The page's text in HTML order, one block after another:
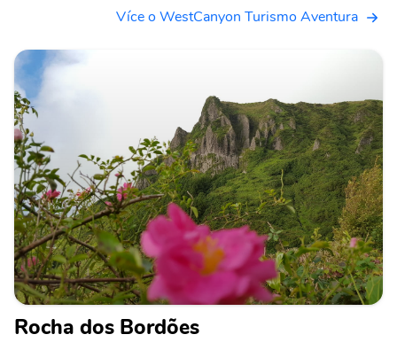
Více o WestCanyon Turismo Aventura
Rocha dos Bordões